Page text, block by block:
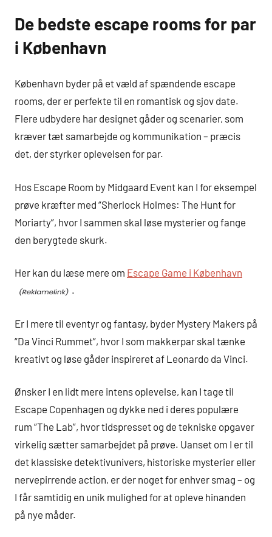
De bedste escape rooms for par
i København
København byder på et væld af spændende escape
rooms, der er perfekte til en romantisk og sjov date.
Flere udbydere har designet gåder og scenarier, som
kræver tæt samarbejde og kommunikation – præcis
det, der styrker oplevelsen for par.
Hos Escape Room by Midgaard Event kan I for eksempel
prøve kræfter med “Sherlock Holmes: The Hunt for
Moriarty”, hvor I sammen skal løse mysterier og fange
den berygtede skurk.
Her kan du læse mere om Escape Game i København
.
Er I mere til eventyr og fantasy, byder Mystery Makers på
“Da Vinci Rummet”, hvor I som makkerpar skal tænke
kreativt og løse gåder inspireret af Leonardo da Vinci.
Ønsker I en lidt mere intens oplevelse, kan I tage til
Escape Copenhagen og dykke ned i deres populære
rum “The Lab”, hvor tidspresset og de tekniske opgaver
virkelig sætter samarbejdet på prøve. Uanset om I er til
det klassiske detektivunivers, historiske mysterier eller
nervepirrende action, er der noget for enhver smag – og
I får samtidig en unik mulighed for at opleve hinanden
på nye måder.